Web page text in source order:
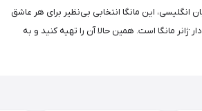
انگلیسی، این مانگا انتخابی بی‌نظیر برای هر عاشق
ژانر مانگا است. همین حالا آن را تهیه کنید و به